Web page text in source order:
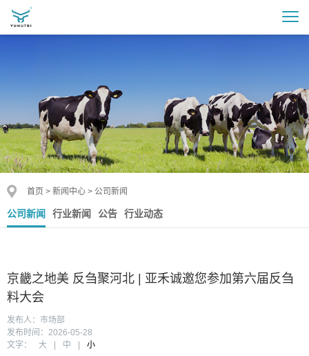
首页 > 新闻中心 > 公司新闻
公司新闻 行业新闻 公告 行业动态
京畿之地美 反刍聚河北 | 亚禾诚邀您参加第六届反刍
料大会
发布人：市场部
发布时间：2026-05-28
文字：
大 中 小